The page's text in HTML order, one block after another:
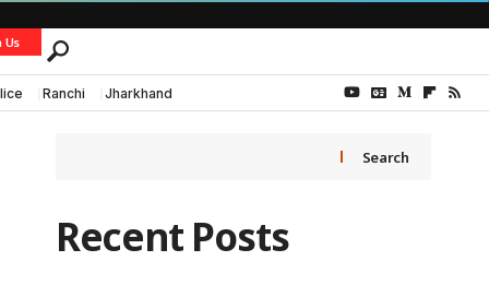
Us
Ranchi Jharkhand
Search
Recent Posts